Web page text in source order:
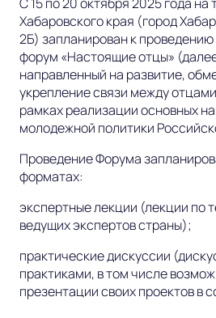
Хабаровского края (город
2Б) запланирован к
форум «Настоящие отцы»
направленный на развитие,
укрепление связи между
рамках реализации основных
молодежной политики
Проведение Форума
форматах:
экспертные лекции (лекции по
ведущих экспертов страны);
практические дискуссии
практиками, в том числе
презентации своих проектов в